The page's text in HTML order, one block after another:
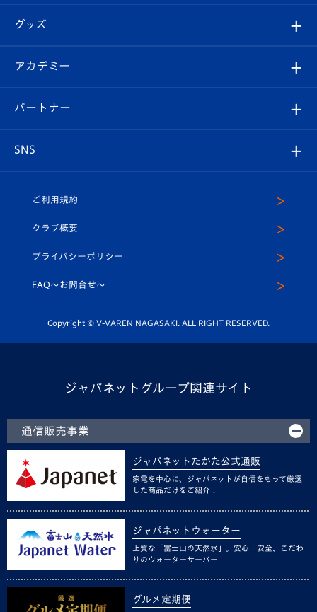
チケット
イベント
メディア
ホームタウン
スタッフプロフィール
マスコット紹介
平和祈念活動
ホームタウン活動
はじめての観戦ガイド
Revive Team
ヴィヴィくんの長崎おもてなしガイド
フォトギャラリー
スタジアムグルメ
チケット
V-LOVERS（ファンクラブ）
プレイヤーズスイート
グッズ
オンラインショップ
店舗情報
アカデミー
育成からのお知らせ
U-18
スクール
パートナー
SNS
ヴィヴィくんインスタグラム
公式LINE＠
ご利用規約
クラブ概要
プライバシーポリシー
FAQ〜お問合せ〜
Copyright © V-VAREN NAGASAKI. ALL RIGHT RESERVED.
ジャパネットグループ関連サイト
通信販売事業
ジャパネットたかた公式通販
家電を中心に、ジャパネットが自信をもって厳選
した商品だけをご紹介！
ジャパネットウォーター
上質な「富士山の天然水」。安心・安全、こだわ
りのウォーターサーバー
グルメ定期便